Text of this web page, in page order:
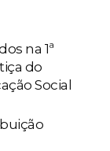
na 1ª
do
Social